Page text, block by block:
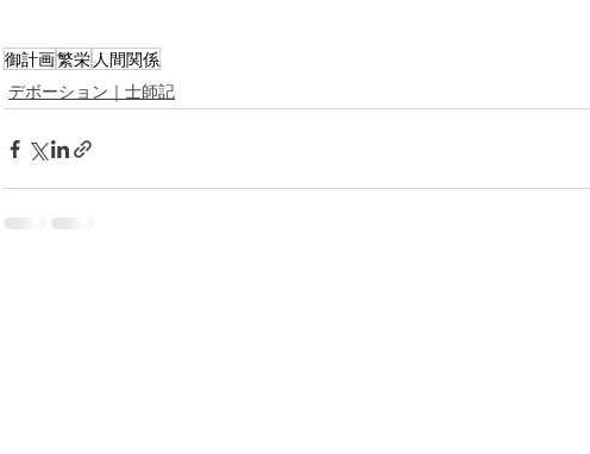
御計画繁栄 人間関係
デボーション｜士師記